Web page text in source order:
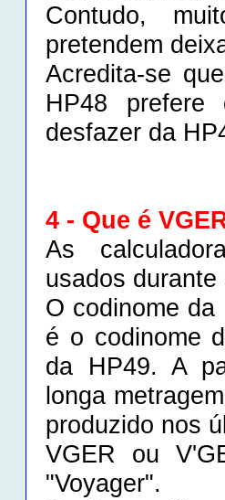
Contudo,
pretendem
Acredita-se
HP48
desfazer da
4 - Que é
As
usados
O codinome da
é o codinome
da HP49. A
longa
produzido nos
VGER ou
"Voyager".